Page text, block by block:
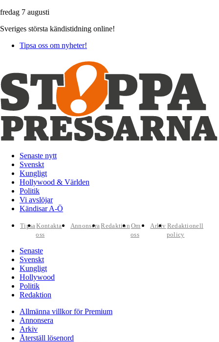
fredag 7 augusti
Sveriges största kändistidning online!
Tipsa oss om nyheter!
Senaste nytt
Svenskt
Kungligt
Hollywood & Världen
Politik
Vi avslöjar
Kändisar A-Ö
TipsaKontakta
oss
AnnonseraRedaktion Om
oss
Arkiv Redaktionell
policy
Senaste
Svenskt
Kungligt
Hollywood
Politik
Redaktion
Allmänna villkor för Premium
Annonsera
Arkiv
Återställ lösenord